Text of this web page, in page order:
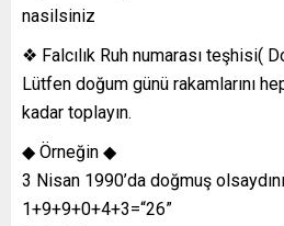
nasilsiniz
❖ Falcılık Ruh numarası teşhisi(
Lütfen doğum günü rakamlarını
kadar toplayın.
◆ Örneğin ◆
3 Nisan 1990’da doğmuş
1+9+9+0+4+3=“26”